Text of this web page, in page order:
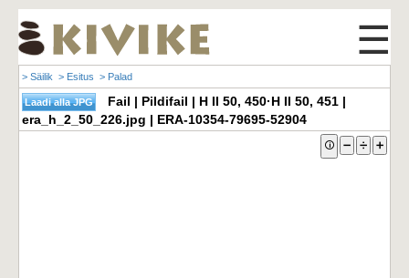
☰
> Säilik > Esitus > Palad
Fail | Pildifail | H II 50, 450·H II 50, 451 |
era_h_2_50_226.jpg | ERA-10354-79695-52904